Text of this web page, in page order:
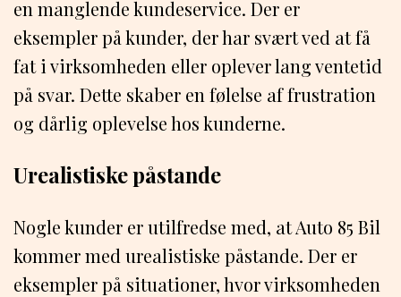
en manglende kundeservice. Der er
eksempler på kunder, der har svært ved at få
fat i virksomheden eller oplever lang ventetid
på svar. Dette skaber en følelse af frustration
og dårlig oplevelse hos kunderne.
Urealistiske påstande
Nogle kunder er utilfredse med, at Auto 85 Bil
kommer med urealistiske påstande. Der er
eksempler på situationer, hvor virksomheden